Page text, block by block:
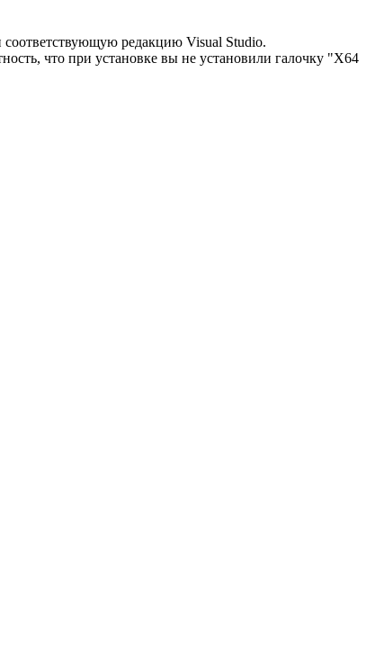
соответствующую редакцию Visual Studio.
что при установке вы не установили галочку "X64